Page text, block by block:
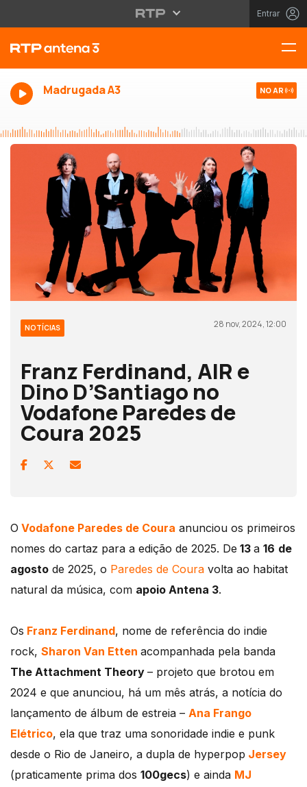
Entrar
Madrugada A3 NO AR
NOTÍCIAS 28 nov, 2024, 12:00
Franz Ferdinand, AIR e
Dino D’Santiago no
Vodafone Paredes de
Coura 2025
O Vodafone Paredes de Coura anunciou os primeiros
nomes do cartaz para a edição de 2025. De 13 a 16 de
agosto de 2025, o Paredes de Coura volta ao habitat
natural da música, com apoio Antena 3.
Os Franz Ferdinand, nome de referência do indie
rock, Sharon Van Etten acompanhada pela banda
The Attachment Theory – projeto que brotou em
2024 e que anunciou, há um mês atrás, a notícia do
lançamento de álbum de estreia – Ana Frango
Elétrico, ela que traz uma sonoridade indie e punk
desde o Rio de Janeiro, a dupla de hyperpop Jersey
(praticamente prima dos 100gecs) e ainda MJ